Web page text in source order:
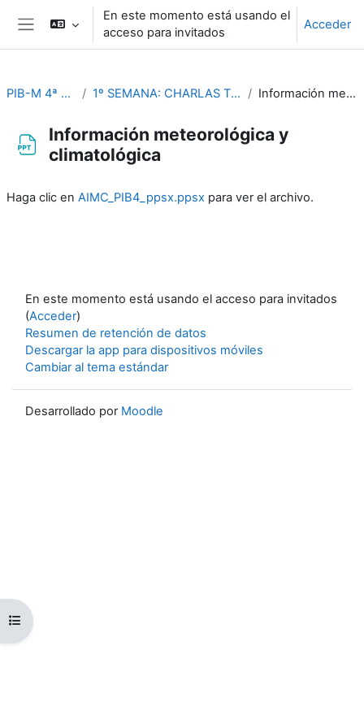
Salta al contenido principal
Panel lateral
En este momento está usando el
acceso para invitados
Acceder
Abrir índice del curso
PIB-M 4ª Ed. (fase práctica) 1º SEMANA: CHARLAS TEMÁTICAS (Del 4 al 8 de septiembre) Información meteorológica y climatológica
Información meteorológica y
climatológica
Haga clic en AIMC_PIB4_ppsx.ppsx para ver el archivo.
En este momento está usando el acceso para invitados
(Acceder)
Resumen de retención de datos
Descargar la app para dispositivos móviles
Cambiar al tema estándar
Desarrollado por Moodle